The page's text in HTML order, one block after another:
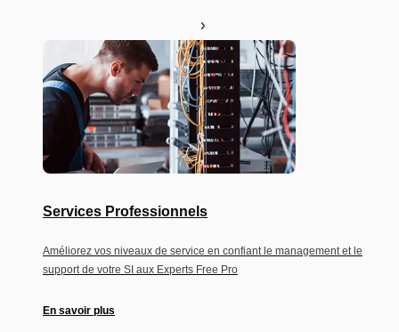
Services Professionnels
Améliorez vos niveaux de service en confiant le management et le
support de votre SI aux Experts Free Pro
En savoir plus